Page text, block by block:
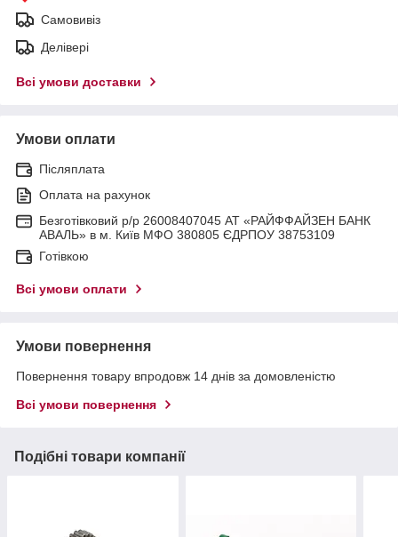
Самовивіз
Делівері
Всі умови доставки
Умови оплати
Післяплата
Оплата на рахунок
Безготівковий р/р 26008407045 АТ «РАЙФФАЙЗЕН БАНК
АВАЛЬ» в м. Київ МФО 380805 ЄДРПОУ 38753109
Готівкою
Всі умови оплати
Умови повернення
Повернення товару впродовж 14 днів за домовленістю
Всі умови повернення
Подібні товари компанії